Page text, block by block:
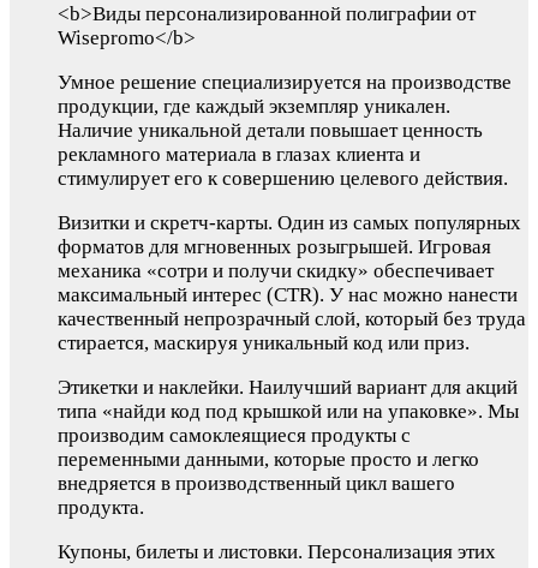
<b>Виды персонализированной полиграфии от
Wisepromo</b>
Умное решение специализируется на производстве
продукции, где каждый экземпляр уникален.
Наличие уникальной детали повышает ценность
рекламного материала в глазах клиента и
стимулирует его к совершению целевого действия.
Визитки и скретч-карты. Один из самых популярных
форматов для мгновенных розыгрышей. Игровая
механика «сотри и получи скидку» обеспечивает
максимальный интерес (CTR). У нас можно нанести
качественный непрозрачный слой, который без труда
стирается, маскируя уникальный код или приз.
Этикетки и наклейки. Наилучший вариант для акций
типа «найди код под крышкой или на упаковке». Мы
производим самоклеящиеся продукты с
переменными данными, которые просто и легко
внедряется в производственный цикл вашего
продукта.
Купоны, билеты и листовки. Персонализация этих